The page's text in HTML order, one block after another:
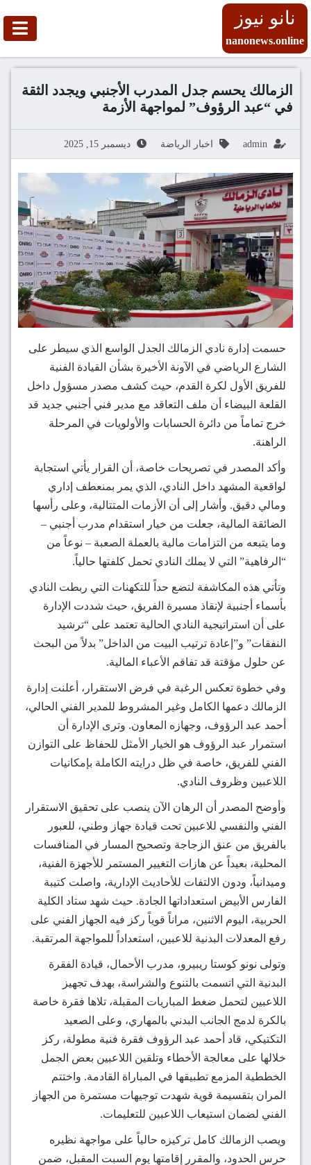
نانو نيوز
nanonews.online
الزمالك يحسم جدل المدرب الأجنبي ويجدد الثقة
في “عبد الرؤوف” لمواجهة الأزمة
admin اخبار الرياضة ديسمبر 15, 2025
حسمت إدارة نادي الزمالك الجدل الواسع الذي سيطر على
الشارع الرياضي في الآونة الأخيرة بشأن القيادة الفنية
للفريق الأول لكرة القدم، حيث كشف مصدر مسؤول داخل
القلعة البيضاء أن ملف التعاقد مع مدير فني أجنبي جديد قد
خرج تماماً من دائرة الحسابات والأولويات في المرحلة
الراهنة.
وأكد المصدر في تصريحات خاصة، أن القرار يأتي استجابة
لواقعية المشهد داخل النادي، الذي يمر بمنعطف إداري
ومالي دقيق. وأشار إلى أن الأزمات المتتالية، وعلى رأسها
الضائقة المالية، جعلت من خيار استقدام مدرب أجنبي –
وما يتبعه من التزامات مالية بالعملة الصعبة – نوعاً من
“الرفاهية” التي لا يملك النادي تحمل كلفتها حالياً.
وتأتي هذه المكاشفة لتضع حداً للتكهنات التي ربطت النادي
بأسماء أجنبية لإنقاذ مسيرة الفريق، حيث شددت الإدارة
على أن استراتيجية النادي الحالية تعتمد على “ترشيد
النفقات” و”إعادة ترتيب البيت من الداخل” بدلاً من البحث
عن حلول مؤقتة قد تفاقم الأعباء المالية.
وفي خطوة تعكس الرغبة في فرض الاستقرار، أعلنت إدارة
الزمالك دعمها الكامل وغير المشروط للمدير الفني الحالي،
أحمد عبد الرؤوف، وجهازه المعاون. وترى الإدارة أن
استمرار عبد الرؤوف هو الخيار الأمثل للحفاظ على التوازن
الفني للفريق، خاصة في ظل درايته الكاملة بإمكانيات
اللاعبين وظروف النادي.
وأوضح المصدر أن الرهان الآن ينصب على تحقيق الاستقرار
الفني والنفسي للاعبين تحت قيادة جهاز وطني، للعبور
بالفريق من عنق الزجاجة وتصحيح المسار في المنافسات
المحلية، بعيداً عن هازات التغيير المستمر للأجهزة الفنية،
وميدانياً، ودون الالتفات للأحاديث الإدارية، واصلت كتيبة
الفارس الأبيض استعداداتها الجادة. حيث شهد ستاد الكلية
الحربية، اليوم الاثنين، مراناً قوياً ركز فيه الجهاز الفني على
رفع المعدلات البدنية للاعبين، استعداداً للمواجهة المرتقبة.
وتولى نونو كوستا ريبيرو، مدرب الأحمال، قيادة الفقرة
البدنية التي اتسمت بالتنوع والشراسة، بهدف تجهيز
اللاعبين لتحمل ضغط المباريات المقبلة، تلاها فقرة خاصة
بالكرة لدمج الجانب البدني بالمهاري، وعلى الصعيد
التكتيكي، قاد أحمد عبد الرؤوف فقرة فنية مطولة، ركز
خلالها على معالجة الأخطاء وتلقين اللاعبين بعض الجمل
الخططية المزمع تطبيقها في المباراة القادمة. واختتم
المران بتقسيمة قوية شهدت توجيهات مستمرة من الجهاز
الفني لضمان استيعاب اللاعبين للتعليمات.
ويصب الزمالك كامل تركيزه حالياً على مواجهة نظيره
حرس الحدود، والمقرر إقامتها يوم السبت المقبل، ضمن